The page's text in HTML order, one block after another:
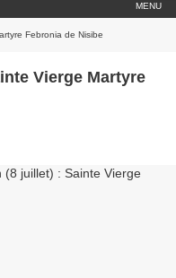
MENU
Febronia de Nisibe
Vierge Martyre